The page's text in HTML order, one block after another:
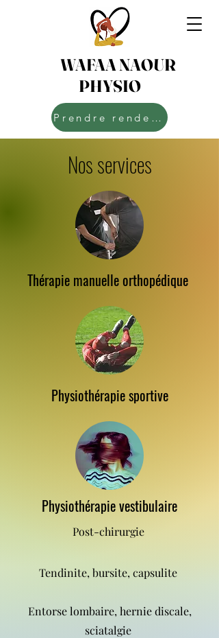
WAFAA NAOUR
PHYSIO
Prendre rendez-vous
Nos services
Thérapie manuelle orthopédique
Physiothérapie sportive
Physiothérapie vestibulaire
Post-chirurgie
Tendinite, bursite, capsulite
Entorse lombaire, hernie discale,
sciatalgie